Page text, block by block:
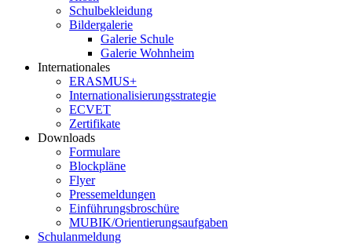
Schulbekleidung
Bildergalerie
Galerie Schule
Galerie Wohnheim
Internationales
ERASMUS+
Internationalisierungsstrategie
ECVET
Zertifikate
Downloads
Formulare
Blockpläne
Flyer
Pressemeldungen
Einführungsbroschüre
MUBIK/Orientierungsaufgaben
Schulanmeldung